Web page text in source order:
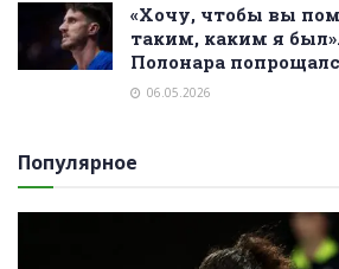
«Хочу, чтобы вы
таким, каким я
Полонара
06.05.2026
Популярное